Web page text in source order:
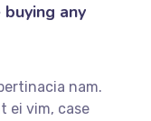
any
nam.
ei vim, case